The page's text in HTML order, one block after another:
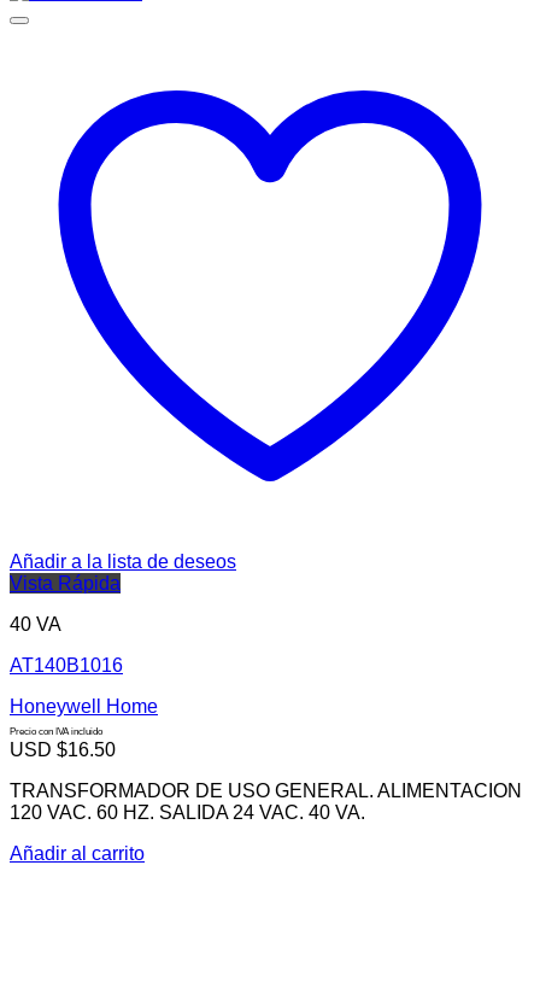
Añadir a la lista de deseos
Vista Rápida
40 VA
AT140B1016
Honeywell Home
Precio con IVA incluido
USD $16.50
TRANSFORMADOR DE USO GENERAL. ALIMENTACION
120 VAC. 60 HZ. SALIDA 24 VAC. 40 VA.
Añadir al carrito